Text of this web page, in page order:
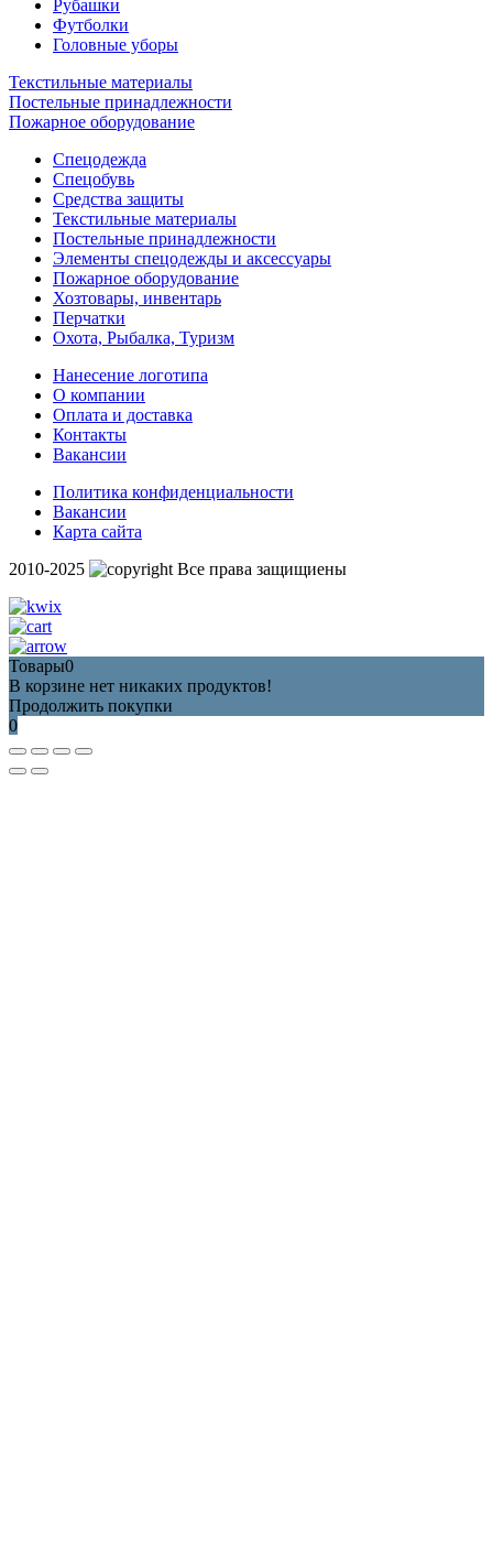
Рубашки
Футболки
Головные уборы
Текстильные материалы
Постельные принадлежности
Пожарное оборудование
Спецодежда
Спецобувь
Средства защиты
Текстильные материалы
Постельные принадлежности
Элементы спецодежды и аксессуары
Пожарное оборудование
Хозтовары, инвентарь
Перчатки
Охота, Рыбалка, Туризм
Нанесение логотипа
О компании
Оплата и доставка
Контакты
Вакансии
Политика конфиденциальности
Вакансии
Карта сайта
2010-2025
Все права защищиены
Товары0
В корзине нет никаких продуктов!
Продолжить покупки
0